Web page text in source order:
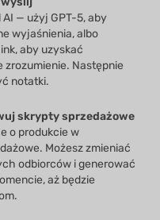
— użyj GPT-5, aby
wyjaśnienia, albo
aby uzyskać
Następnie
notatki.
skrypty sprzedażowe
o produkcie w
Możesz zmieniać
odbiorców i generować
aż będzie